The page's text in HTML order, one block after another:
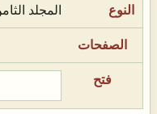
المجلد